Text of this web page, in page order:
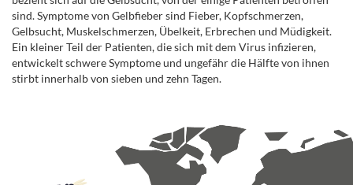
sind. Symptome von Gelbfieber sind Fieber, Kopfschmerzen,
Gelbsucht, Muskelschmerzen, Übelkeit, Erbrechen und Müdigkeit.
Ein kleiner Teil der Patienten, die sich mit dem Virus infizieren,
entwickelt schwere Symptome und ungefähr die Hälfte von ihnen
stirbt innerhalb von sieben und zehn Tagen.